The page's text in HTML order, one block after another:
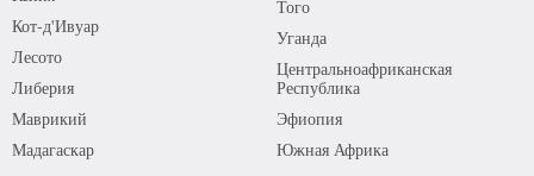
Кот-д'Ивуар
Лесото
Либерия
Маврикий
Мадагаскар
Того
Уганда
Центральноафриканская
Республика
Эфиопия
Южная Африка